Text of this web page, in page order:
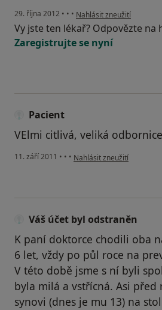
29. října 2012 • • • podle názoru uživatele
Nahlásit zneužití
Vy jste ten lékař? Odpovězte na
Zaregistrujte se nyní
Pacient
VElmi citlivá, veliká
11. září 2011 • • • podle názoru uživatele
Nahlásit zneužití
Váš účet byl odstraněn
K paní doktorce chodili oba
6 let, vždy po půl roce na
V této době jsme s ní byli
byla milá a vstřícná. Asi před
synovi (dnes je mu 13) na